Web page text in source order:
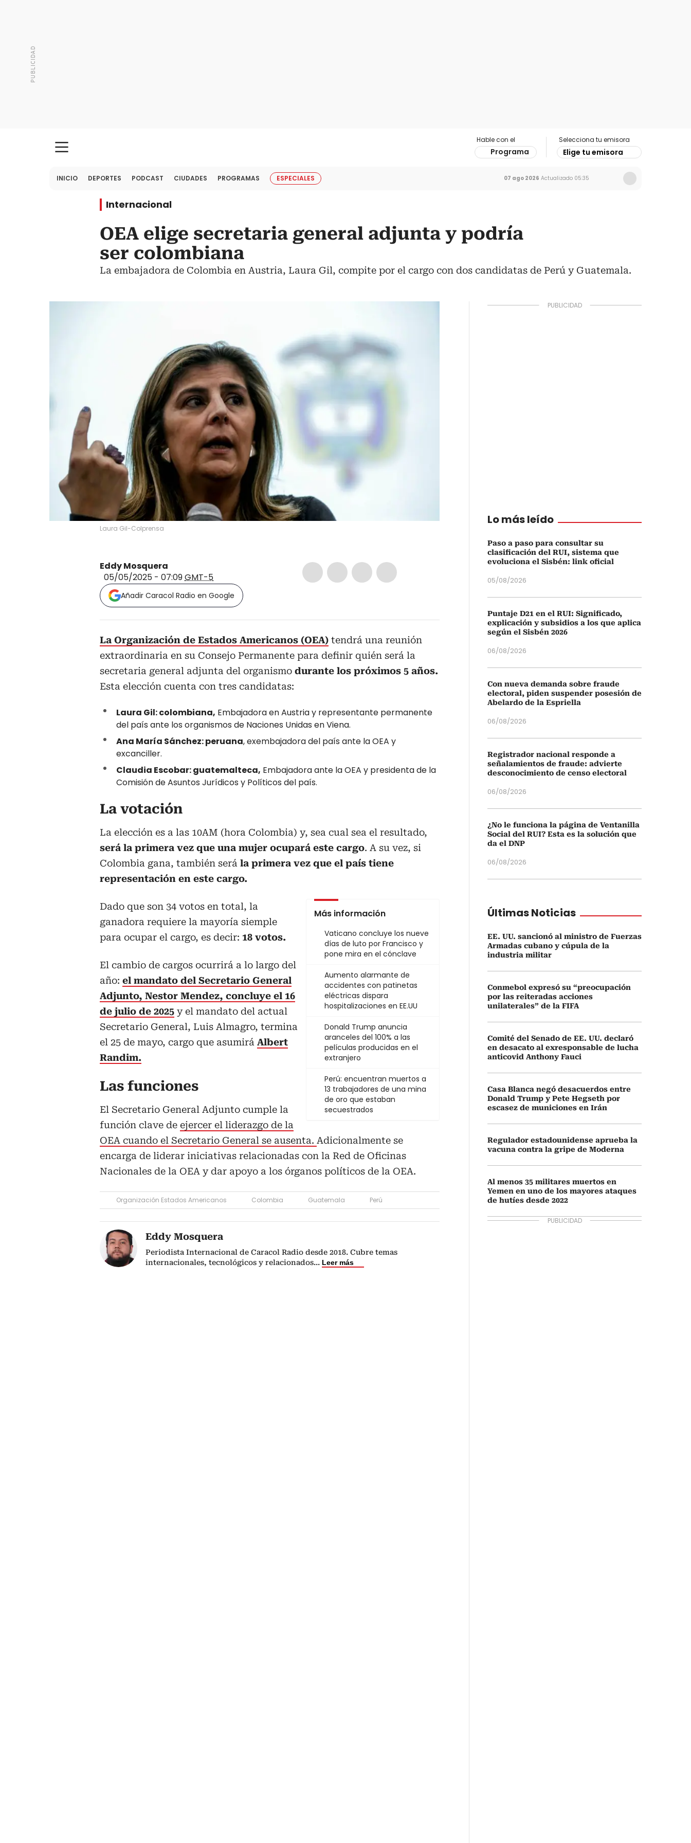
Hable con el
Programa
Selecciona tu emisora
Elige tu emisora
INICIO DEPORTES PODCAST CIUDADES PROGRAMAS ESPECIALES 07 ago 2026 Actualizado 05:35
Internacional
OEA elige secretaria general adjunta y podría
ser colombiana
La embajadora de Colombia en Austria, Laura Gil, compite por el cargo con dos candidatas de Perú y Guatemala.
Laura Gil-Colprensa
Eddy Mosquera
05/05/2025 - 07:09GMT-5
Añadir Caracol Radio en Google
La Organización de Estados Americanos (OEA) tendrá una reunión
extraordinaria en su Consejo Permanente para definir quién será la
secretaria general adjunta del organismo durante los próximos 5 años.
Esta elección cuenta con tres candidatas:
Laura Gil: colombiana, Embajadora en Austria y representante permanente
del país ante los organismos de Naciones Unidas en Viena.
Ana María Sánchez: peruana, exembajadora del país ante la OEA y
excanciller.
Claudia Escobar: guatemalteca, Embajadora ante la OEA y presidenta de la
Comisión de Asuntos Jurídicos y Políticos del país.
La votación
La elección es a las 10AM (hora Colombia) y, sea cual sea el resultado,
será la primera vez que una mujer ocupará este cargo. A su vez, si
Colombia gana, también será la primera vez que el país tiene
representación en este cargo.
Más información
Vaticano concluye los nueve
días de luto por Francisco y
pone mira en el cónclave
Aumento alarmante de
accidentes con patinetas
eléctricas dispara
hospitalizaciones en EE.UU
Donald Trump anuncia
aranceles del 100% a las
películas producidas en el
extranjero
Perú: encuentran muertos a
13 trabajadores de una mina
de oro que estaban
secuestrados
Dado que son 34 votos en total, la
ganadora requiere la mayoría siemple
para ocupar el cargo, es decir: 18 votos.
El cambio de cargos ocurrirá a lo largo del
año: el mandato del Secretario General
Adjunto, Nestor Mendez, concluye el 16
de julio de 2025 y el mandato del actual
Secretario General, Luis Almagro, termina
el 25 de mayo, cargo que asumirá Albert
Randim.
Las funciones
El Secretario General Adjunto cumple la
función clave de ejercer el liderazgo de la
OEA cuando el Secretario General se ausenta. Adicionalmente se
encarga de liderar iniciativas relacionadas con la Red de Oficinas
Nacionales de la OEA y dar apoyo a los órganos políticos de la OEA.
Organización Estados Americanos Colombia Guatemala Perú
Eddy Mosquera
Periodista Internacional de Caracol Radio desde 2018. Cubre temas
internacionales, tecnológicos y relacionados... Leer más
Lo más leído
Paso a paso para consultar su
clasificación del RUI, sistema que
evoluciona el Sisbén: link oficial
05/08/2026
Puntaje D21 en el RUI: Significado,
explicación y subsidios a los que aplica
según el Sisbén 2026
06/08/2026
Con nueva demanda sobre fraude
electoral, piden suspender posesión de
Abelardo de la Espriella
06/08/2026
Registrador nacional responde a
señalamientos de fraude: advierte
desconocimiento de censo electoral
06/08/2026
¿No le funciona la página de Ventanilla
Social del RUI? Esta es la solución que
da el DNP
06/08/2026
Últimas Noticias
EE. UU. sancionó al ministro de Fuerzas
Armadas cubano y cúpula de la
industria militar
Conmebol expresó su “preocupación
por las reiteradas acciones
unilaterales” de la FIFA
Comité del Senado de EE. UU. declaró
en desacato al exresponsable de lucha
anticovid Anthony Fauci
Casa Blanca negó desacuerdos entre
Donald Trump y Pete Hegseth por
escasez de municiones en Irán
Regulador estadounidense aprueba la
vacuna contra la gripe de Moderna
Al menos 35 militares muertos en
Yemen en uno de los mayores ataques
de hutíes desde 2022